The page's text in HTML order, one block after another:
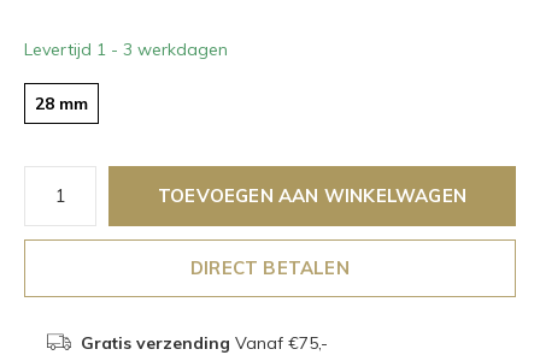
Levertijd 1 - 3 werkdagen
28 mm
TOEVOEGEN AAN WINKELWAGEN
DIRECT BETALEN
Gratis verzending Vanaf €75,-